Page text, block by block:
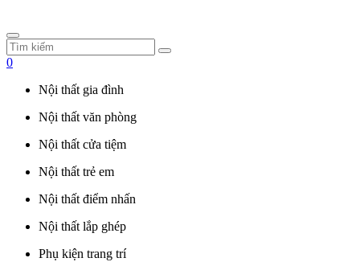
0
Nội thất gia đình
Nội thất văn phòng
Nội thất cửa tiệm
Nội thất trẻ em
Nội thất điểm nhấn
Nội thất lắp ghép
Phụ kiện trang trí